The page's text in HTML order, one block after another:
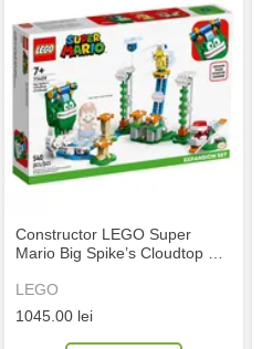
Constructor LEGO Super
Mario Big Spike’s Cloudtop …
LEGO
1045.00 lei